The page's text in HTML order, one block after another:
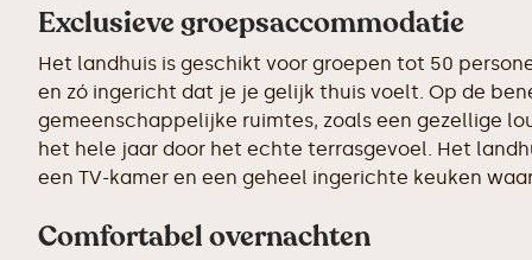
Exclusieve groepsaccommodatie
Het landhuis is geschikt voor groepen tot 50
en zó ingericht dat je je gelijk thuis voelt. Op de
gemeenschappelijke ruimtes, zoals een gezellige
het hele jaar door het echte terrasgevoel. Het
een TV-kamer en een geheel ingerichte keuken
Comfortabel overnachten